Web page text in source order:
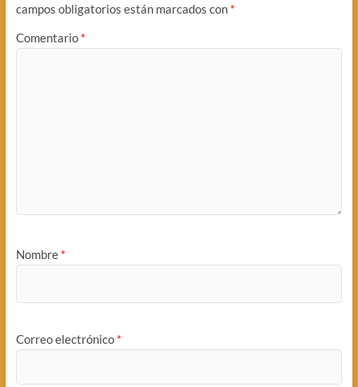
campos obligatorios están marcados con *
Comentario *
Nombre *
Correo electrónico *